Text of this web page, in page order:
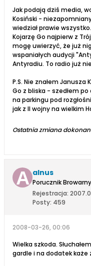
Jak podają dziś media,
Kosiński -
wiedział prawie
Kojarzę Go najpierw z
mogę uwierzyć, że już
wspaniałych audycji
Antyradiu. To radio już
P.S. Nie znałem
Go z bliska - szedłem
na parkingu pod
jak z II wojny na wielkim
Ostatnia zmiana
alnus
Porucznik
Rejestracja:
Posty: 459
2008-03-26, 00:06
Wielka szkoda.
gardle i na dodatek